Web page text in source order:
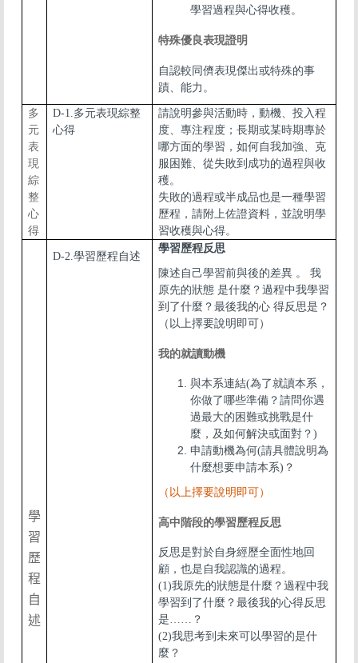
學習過程與心得收穫。
特殊優良表現證明
自認較同儕表現傑出或特殊的事
蹟、能力。
多
元
表
現
綜
整
心
得
D-1.多元表現綜整
心得
請說明參與活動時，動機、投入程
度、專注程度；長期或某時期專於
哪方面的學習，如何自我加強、克
服困難、從失敗到成功的過程與收
穫。
失敗的過程或半成品也是一種學習
歷程，請附上佐證資料，並說明學
習收穫與心得。
學
習
歷
程
自
述
D-2.學習歷程自述
學習歷程反思
陳述自己學習前與後的差異 。 我
原先的狀態 是什麼？過程中我學習
到了什麼？最後我的心 得反思是？
（以上擇要說明即可）
我的就讀動機
與本系連結(為了就讀本系，
你做了哪些準備？請問你遇
過最大的困難或挑戰是什
麼，及如何解決或面對？)
申請動機為何(請具體說明為
什麼想要申請本系)？
（以上擇要說明即可）
高中階段的學習歷程反思
反思是對於自身經歷全面性地回
顧，也是自我認識的過程。
(1)我原先的狀態是什麼？過程中我
學習到了什麼？最後我的心得反思
是……？
(2)我思考到未來可以學習的是什
麼？